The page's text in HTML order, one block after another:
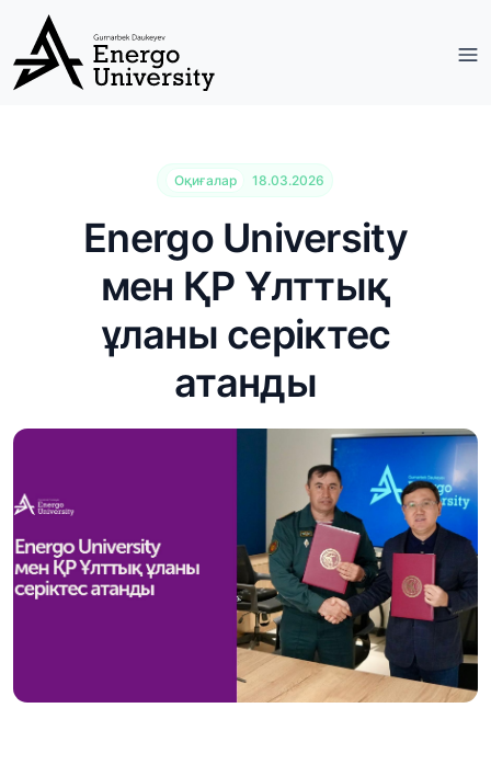
Оқиғалар 18.03.2026
Energo University
мен ҚР Ұлттық
ұланы серіктес
атанды